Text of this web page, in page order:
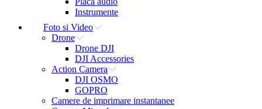
Instrumente
Foto si Video
Drone
Drone DJI
DJI Accessories
Action Camera
DJI OSMO
GOPRO
Camere de imprimare instantanee